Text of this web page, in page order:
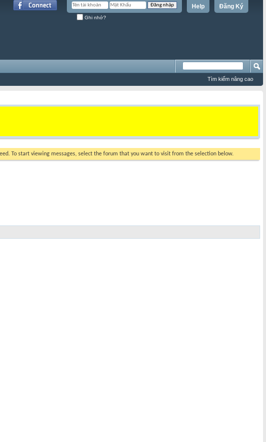
Đăng Ký
Help
Ghi nhớ?
Tìm kiếm nâng cao
To start viewing messages, select the forum that you want to visit from the selection below.